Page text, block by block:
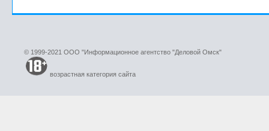
© 1999-2021 ООО "Информационное агентство "Деловой Омск"
возрастная категория сайта